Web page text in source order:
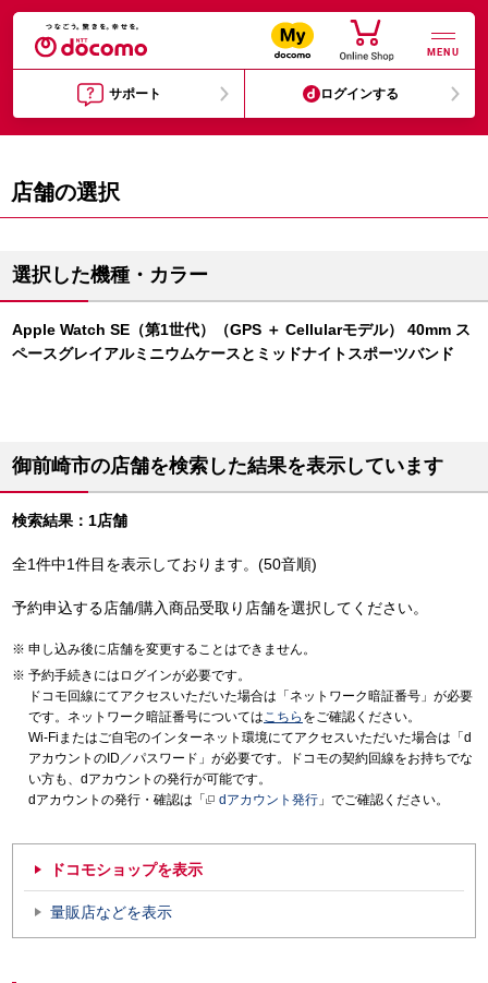
MENU
サポート ログインする
店舗の選択
選択した機種・カラー
Apple Watch SE（第1世代）（GPS ＋ Cellularモデル） 40mm ス
ペースグレイアルミニウムケースとミッドナイトスポーツバンド
御前崎市の店舗を検索した結果を表示しています
検索結果：1店舗
全1件中1件目を表示しております。(50音順)
予約申込する店舗/購入商品受取り店舗を選択してください。
申し込み後に店舗を変更することはできません。
予約手続きにはログインが必要です。
ドコモ回線にてアクセスいただいた場合は「ネットワーク暗証番号」が必要
です。ネットワーク暗証番号についてはこちら をご確認ください。
Wi-Fiまたはご自宅のインターネット環境にてアクセスいただいた場合は「d
アカウントのID／パスワード」が必要です。ドコモの契約回線をお持ちでな
い方も、dアカウントの発行が可能です。
dアカウントの発行・確認は「
dアカウント発行 」でご確認ください。
ドコモショップを表示
量販店などを表示